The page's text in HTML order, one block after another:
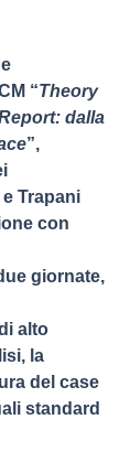
“Theory
dalla
”,
Trapani
con
giornate,
alto
la
del case
standard